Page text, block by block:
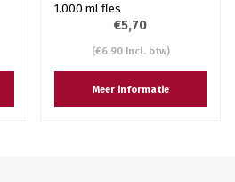
1.000 ml fles
€5,70
(€6,90 Incl. btw)
Meer informatie